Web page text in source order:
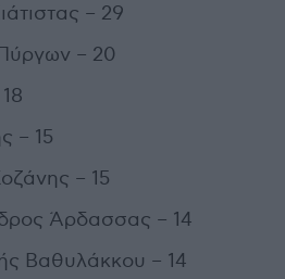
– 29
– 20
– 15
– 15
Άρδασσας – 14
Βαθυλάκκου – 14